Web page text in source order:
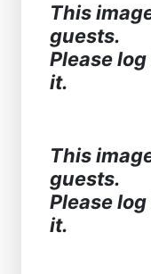
This
guests.
Please
it.
This
guests.
Please
it.